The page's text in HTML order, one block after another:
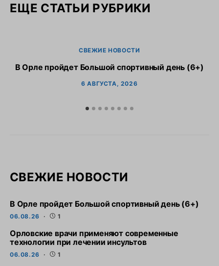
ЕЩЕ СТАТЬИ РУБРИКИ
СВЕЖИЕ НОВОСТИ
В Орле пройдет Большой спортивный день (6+)
6 АВГУСТА, 2026
СВЕЖИЕ НОВОСТИ
В Орле пройдет Большой спортивный день (6+)
06.08.26 1
Орловские врачи применяют современные
технологии при лечении инсультов
06.08.26 1